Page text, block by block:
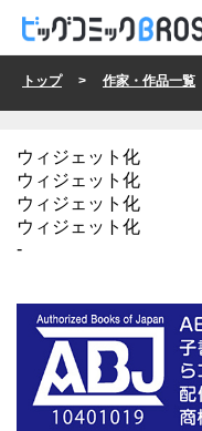
トップ> 作家・作品一覧
ウィジェット化
ウィジェット化
ウィジェット化
ウィジェット化
-